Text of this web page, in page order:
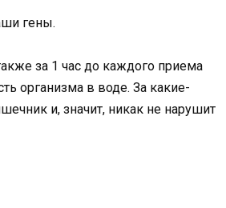
гены.
за 1 час до каждого приема
организма в воде. За какие-
и, значит, никак не нарушит